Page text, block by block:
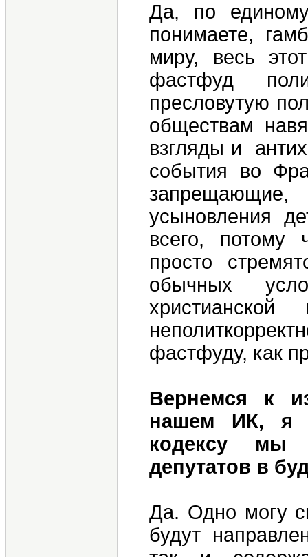
Да, по
понимаете,
миру, весь
фастфуд
пресловутую
обществам
взгляды и
события во
усыновления
всего,
просто
обычных
фастфуду, как
Вернемся к
нашем ИК, я
кодексу мы
депутатов в
Да. Одно могу
будут